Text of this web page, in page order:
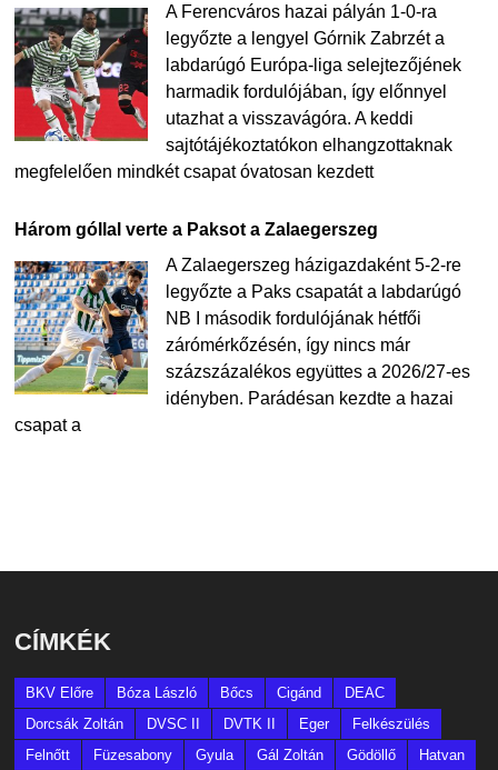
A Ferencváros hazai pályán 1-0-ra
legyőzte a lengyel Górnik Zabrzét a
labdarúgó Európa-liga selejtezőjének
harmadik fordulójában, így előnnyel
utazhat a visszavágóra. A keddi
sajtótájékoztatókon elhangzottaknak
megfelelően mindkét csapat óvatosan kezdett
Három góllal verte a Paksot a Zalaegerszeg
A Zalaegerszeg házigazdaként 5-2-re
legyőzte a Paks csapatát a labdarúgó
NB I második fordulójának hétfői
zárómérkőzésén, így nincs már
százszázalékos együttes a 2026/27-es
idényben. Parádésan kezdte a hazai
csapat a
CÍMKÉK
BKV Előre Bóza László Bőcs Cigánd
DEAC
Dorcsák Zoltán
DVSC II DVTK II Eger
Felkészülés
Felnőtt
Füzesabony Gyula Gál Zoltán Gödöllő
Hatvan